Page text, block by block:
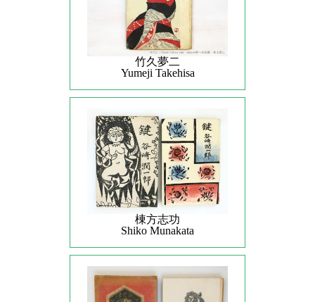
竹久夢二
Yumeji Takehisa
棟方志功
Shiko Munakata